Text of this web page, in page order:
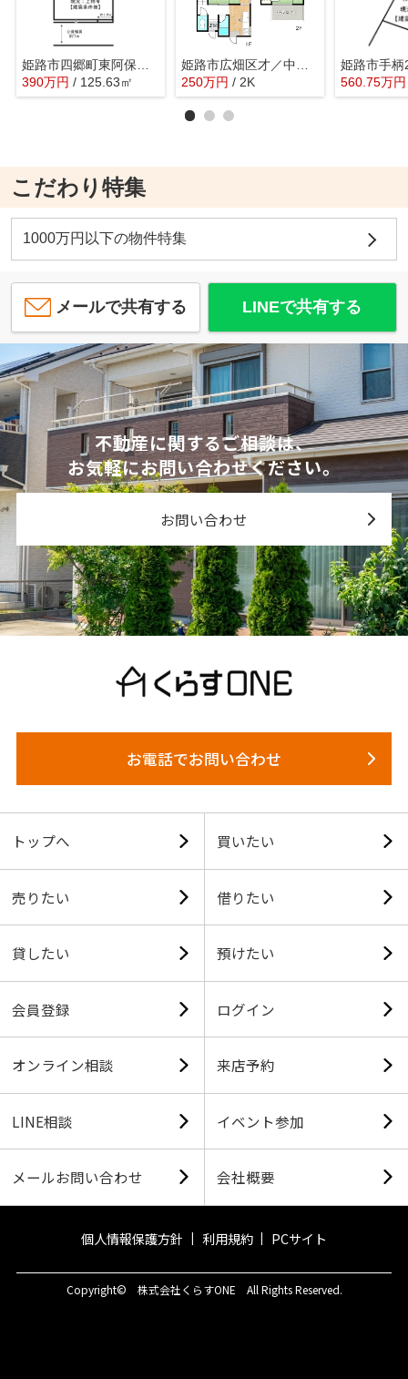
390万円 / 125.63㎡
250万円 / 2K 560.75万円
こだわり特集
1000万円以下の物件特集
メールで共有する LINEで共有する
不動産に関するご相談は、
お気軽にお問い合わせください。
お問い合わせ
お電話でお問い合わせ
トップへ 買いたい
売りたい 借りたい
貸したい 預けたい
会員登録 ログイン
オンライン相談 来店予約
LINE相談 イベント参加
メールお問い合わせ 会社概要
個人情報保護方針 利用規約 PCサイト
Copyright© 株式会社くらすONE All Rights Reserved.